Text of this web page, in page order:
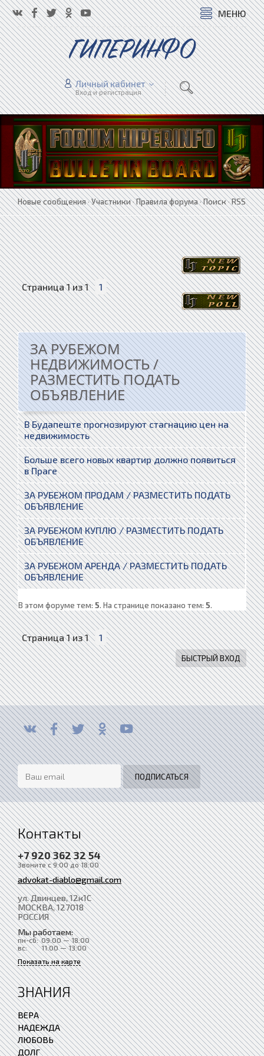
МЕНЮ
ГИПЕРИНФО
Личный кабинет
Вход и регистрация
Новые сообщения·Участники·Правила форума·Поиск·RSS
Страница1из1 1
ЗА РУБЕЖОМ
НЕДВИЖИМОСТЬ /
РАЗМЕСТИТЬ ПОДАТЬ
ОБЪЯВЛЕНИЕ
В Будапеште прогнозируют стагнацию цен на
недвижимость
Больше всего новых квартир должно появиться
в Праге
ЗА РУБЕЖОМ ПРОДАМ / РАЗМЕСТИТЬ ПОДАТЬ
ОБЪЯВЛЕНИЕ
ЗА РУБЕЖОМ КУПЛЮ / РАЗМЕСТИТЬ ПОДАТЬ
ОБЪЯВЛЕНИЕ
ЗА РУБЕЖОМ АРЕНДА / РАЗМЕСТИТЬ ПОДАТЬ
ОБЪЯВЛЕНИЕ
В этом форуме тем: 5. На странице показано тем: 5.
Страница1из1 1
Контакты
+7 920 362 32 54
Звоните с 9:00 до 18:00
advokat-diablo@gmail.com
ул. Двинцев, 12к1С
МОСКВА, 127018
РОССИЯ
Мы работаем:
пн-сб: 09:00 — 18:00
вс:
11:00 — 13:00
Показать на карте
ЗНАНИЯ
ВЕРА
НАДЕЖДА
ЛЮБОВЬ
ДОЛГ